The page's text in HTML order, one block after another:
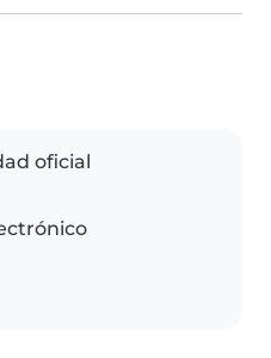
oficial